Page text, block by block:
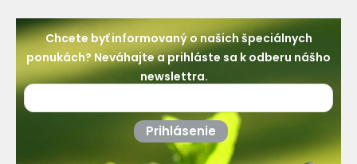
Chcete byť informovaný o našich špeciálnych
ponukách? Neváhajte a prihláste sa k odberu nášho
newslettra.
Prihlásenie